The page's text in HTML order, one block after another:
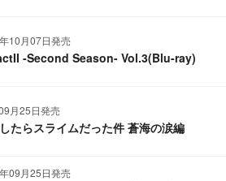
10月07日発売
-Second Season- Vol.3(Blu-ray)
月25日発売
たらスライムだった件 蒼海の涙編
09月25日発売